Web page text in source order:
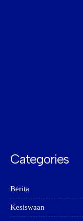
Categories
Berita
Kesiswaan